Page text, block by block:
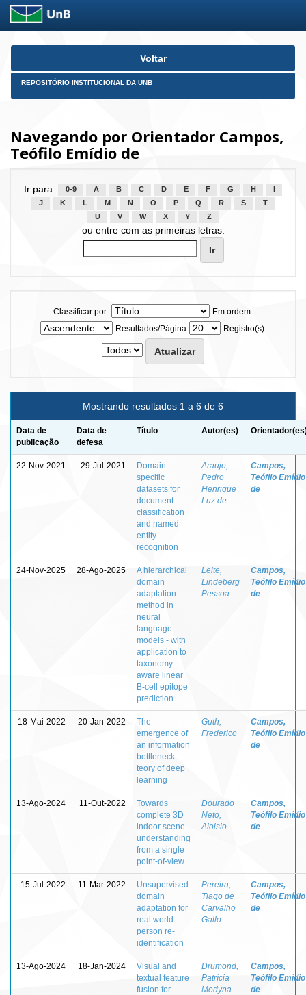
Skip
Voltar
REPOSITÓRIO INSTITUCIONAL DA UNB
Navegando por Orientador Campos,
Teófilo Emídio de
Ir para: 0-9 A B C D E F G H
J
K L M N O P Q R S
T
U
V W X Y Z
ou entre com as primeiras letras:
Classificar por:
Em ordem:
Resultados/Página
Registro(s):
Mostrando resultados 1 a 6 de 6
Data de
publicação
Data de
defesa
Título Autor(es)
22-Nov-2021 29-Jul-2021
Domain-
specific
datasets for
document
classification
and named
entity
recognition
Araujo,
Pedro
Henrique
Luz de
Campos,
Teófilo Emídio
de
24-Nov-2025 28-Ago-2025
A hierarchical
domain
adaptation
method in
neural
language
models - with
application to
taxonomy-
aware linear
B-cell epitope
prediction
Leite,
Lindeberg
Pessoa
Campos,
Teófilo Emídio
de
18-Mai-2022 20-Jan-2022
The
emergence of
an information
bottleneck
teory of deep
learning
Guth,
Frederico
Campos,
Teófilo Emídio
de
13-Ago-2024 11-Out-2022
Towards
complete 3D
indoor scene
understanding
from a single
point-of-view
Dourado
Neto,
Aloisio
Campos,
Teófilo Emídio
de
15-Jul-2022 11-Mar-2022
Unsupervised
domain
adaptation for
real world
person re-
identification
Pereira,
Tiago de
Carvalho
Gallo
Campos,
Teófilo Emídio
de
13-Ago-2024 18-Jan-2024
Visual and
textual feature
fusion for
Drumond,
Patrícia
Medyna
Campos,
Teófilo Emídio
de